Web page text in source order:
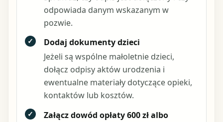
odpowiada danym wskazanym w
pozwie.
✓
Dodaj dokumenty dzieci
Jeżeli są wspólne małoletnie dzieci,
dołącz odpisy aktów urodzenia i
ewentualne materiały dotyczące opieki,
kontaktów lub kosztów.
✓
Załącz dowód opłaty 600 zł albo